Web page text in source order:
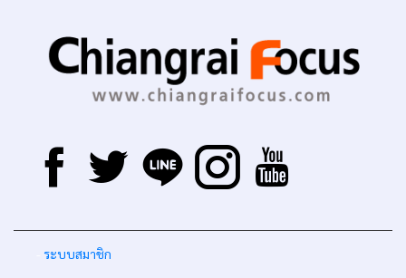
ระบบสมาชิก